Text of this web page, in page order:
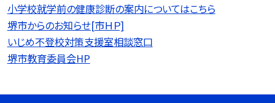
小学校就学前の健康診断の案内についてはこちら
堺市からのお知らせ[市ＨＰ]
いじめ不登校対策支援室相談窓口
堺市教育委員会HP